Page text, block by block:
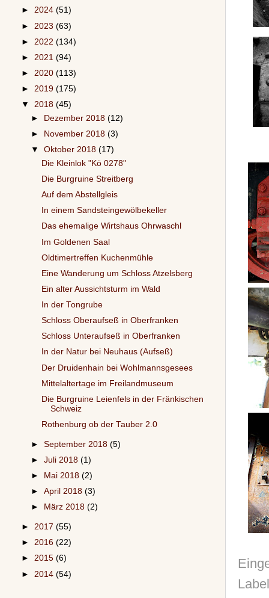
► 2024 (51)
► 2023 (63)
► 2022 (134)
► 2021 (94)
► 2020 (113)
► 2019 (175)
▼ 2018 (45)
►
Dezember 2018(12)
►
November 2018(3)
▼Oktober 2018(17)
Die Kleinlok "Kö 0278"
Die Burgruine Streitberg
Auf dem Abstellgleis
In einem Sandsteingewölbekeller
Das ehemalige Wirtshaus Ohrwaschl
Im Goldenen Saal
Oldtimertreffen Kuchenmühle
Eine Wanderung um Schloss Atzelsberg
Ein alter Aussichtsturm im Wald
In der Tongrube
Schloss Oberaufseß in Oberfranken
Schloss Unteraufseß in Oberfranken
In der Natur bei Neuhaus (Aufseß)
Der Druidenhain bei Wohlmannsgesees
Mittelaltertage im Freilandmuseum
Die Burgruine Leienfels in der Fränkischen
Schweiz
Rothenburg ob der Tauber 2.0
►September 2018(5)
►Juli 2018(1)
►
Mai 2018(2)
►April 2018(3)
►
März 2018(2)
► 2017 (55)
► 2016 (22)
► 2015 (6)
► 2014 (54)